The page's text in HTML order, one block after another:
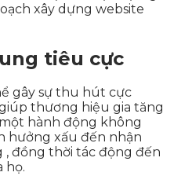
xây dựng website
tiêu cực
gây sự thu hút cực
thương hiệu gia tăng
hành động không
hưởng xấu đến nhận
, đồng thời tác động đến
họ.